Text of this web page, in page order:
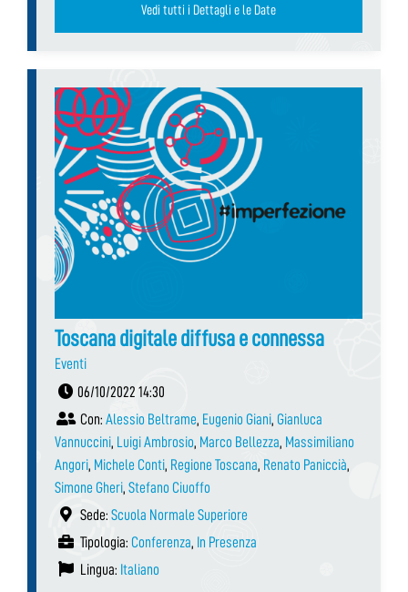
Vedi tutti i Dettagli e le Date
Toscana digitale diffusa e connessa
Eventi
06/10/2022 14:30
Con: Alessio Beltrame, Eugenio Giani, Gianluca
Vannuccini, Luigi Ambrosio, Marco Bellezza, Massimiliano
Angori, Michele Conti, Regione Toscana, Renato Paniccià,
Simone Gheri, Stefano Ciuoffo
Sede: Scuola Normale Superiore
Tipologia: Conferenza, In Presenza
Lingua: Italiano